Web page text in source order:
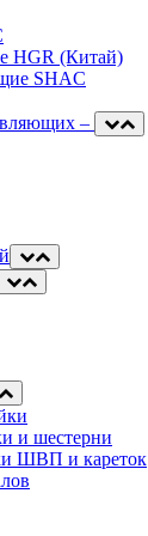
HGR (Китай)
SHAC
–
и шестерни
ШВП и кареток